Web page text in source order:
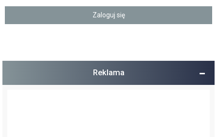
Reklama